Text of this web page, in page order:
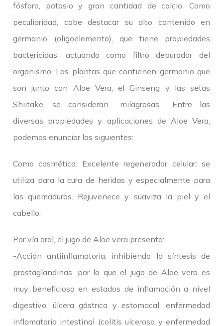
fósforo, potasio y gran cantidad de calcio. Como
peculiaridad, cabe destacar su alto contenido en
germanio (oligoelemento), que tiene propiedades
bactericidas, actuando como filtro depurador del
organismo. Las plantas que contienen germanio que
son junto con Aloe Vera, el Ginseng y las setas
Shiitake, se consideran ¨milagrosas¨. Entre las
diversas propiedades y aplicaciones de Aloe Vera,
podemos enunciar las siguientes:
Como cosmético: Excelente regenerador celular: se
utiliza para la cura de heridas y especialmente para
las quemaduras. Rejuvenece y suaviza la piel y el
cabello.
Por vía oral, el jugo de Aloe vera presenta:
-Acción antiinflamatoria, inhibiendo la síntesis de
prostaglandinas, por lo que el jugo de Aloe vera es
muy beneficioso en estados de inflamación a nivel
digestivo: úlcera gástrica y estomacal, enfermedad
inflamatoria intestinal (colitis ulcerosa y enfermedad